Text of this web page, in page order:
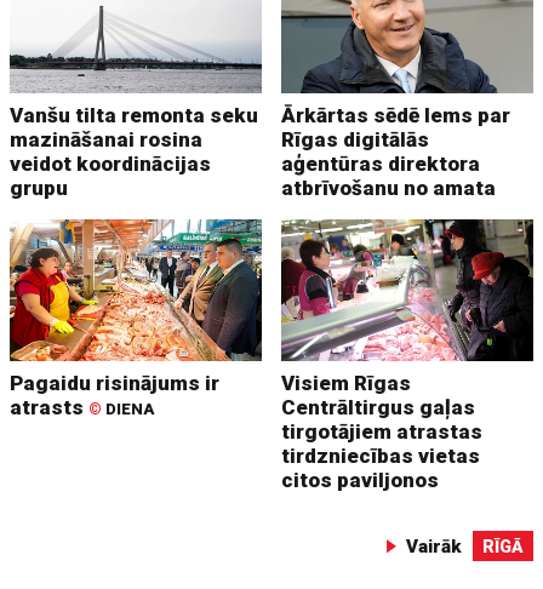
Vanšu tilta remonta seku
mazināšanai rosina
veidot koordinācijas
grupu
Ārkārtas sēdē lems par
Rīgas digitālās
aģentūras direktora
atbrīvošanu no amata
Pagaidu risinājums ir
atrasts © DIENA
Visiem Rīgas
Centrāltirgus gaļas
tirgotājiem atrastas
tirdzniecības vietas
citos paviljonos
Vairāk RĪGĀ